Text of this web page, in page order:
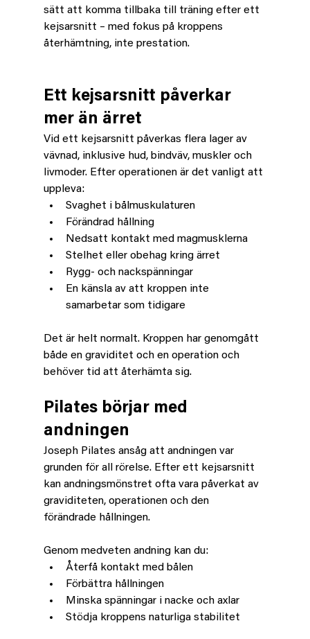
sätt att komma tillbaka till träning efter ett
kejsarsnitt – med fokus på kroppens
återhämtning, inte prestation.
Ett kejsarsnitt påverkar
mer än ärret
Vid ett kejsarsnitt påverkas flera lager av
vävnad, inklusive hud, bindväv, muskler och
livmoder. Efter operationen är det vanligt att
uppleva:
Svaghet i bålmuskulaturen
Förändrad hållning
Nedsatt kontakt med magmusklerna
Stelhet eller obehag kring ärret
Rygg- och nackspänningar
En känsla av att kroppen inte
samarbetar som tidigare
Det är helt normalt. Kroppen har genomgått
både en graviditet och en operation och
behöver tid att återhämta sig.
Pilates börjar med
andningen
Joseph Pilates ansåg att andningen var
grunden för all rörelse. Efter ett kejsarsnitt
kan andningsmönstret ofta vara påverkat av
graviditeten, operationen och den
förändrade hållningen.
Genom medveten andning kan du:
Återfå kontakt med bålen
Förbättra hållningen
Minska spänningar i nacke och axlar
Stödja kroppens naturliga stabilitet